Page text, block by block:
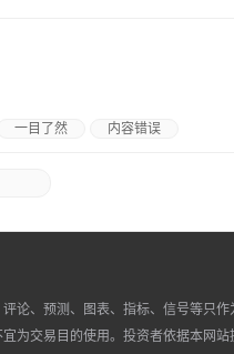
一目了然 内容错误
论、预测、图表、指标、信号等只
为交易目的使用。投资者依据本网